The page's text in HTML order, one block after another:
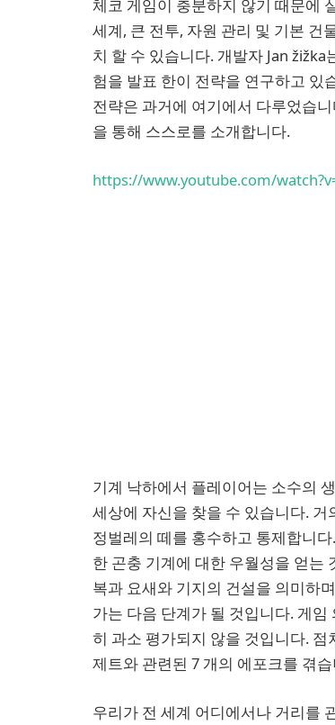
체코 게임이 충분하지 않기 때문에
세계, 큰 전투, 자원 관리 및 기본 건
치 할 수 있습니다. 개발자 Jan
험을 발표 한이 전략을 연구하고 있
전략은 과거에 여기에서 다루었습
을 통해 스스로를 소개합니다.
https://www.youtube.com/
기계 낙하에서 플레이어는 소수의
세상에 자신을 찾을 수 있습니다.
정벌레의 떼를 홍수하고 통제합니
한 곤충 기계에 대한 우월성을 얻는
복과 요새와 기지의 건설을 의미하
가는 다음 단계가 될 것입니다. 게
히 과소 평가되지 않을 것입니다.
제트와 관련된 7 개의 에포크를 겪
우리가 전 세계 어디에서나 거리를